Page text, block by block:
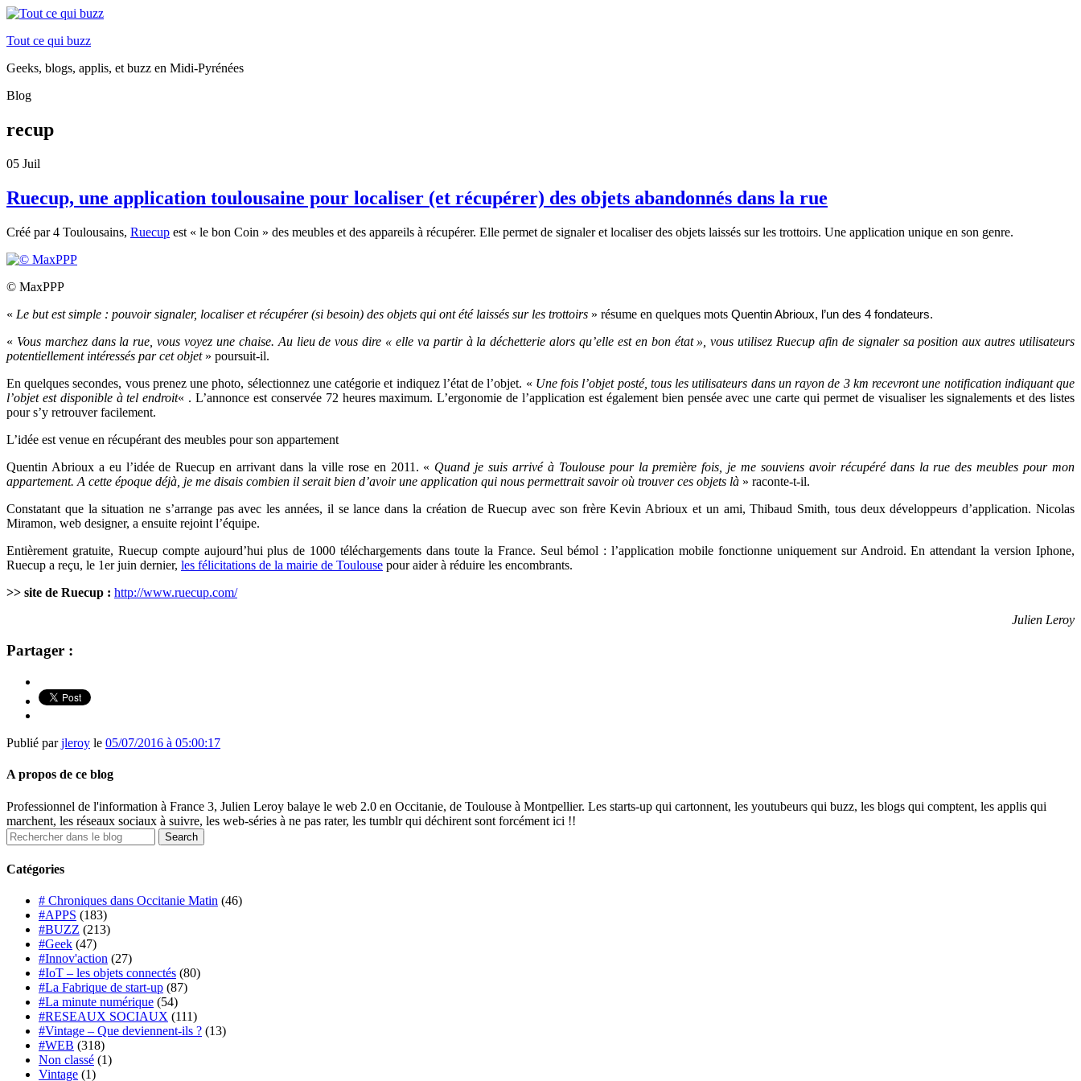
Tout ce qui buzz
Geeks, blogs, applis, et buzz en Midi-Pyrénées
Blog
recup
05 Juil
Ruecup, une application toulousaine pour localiser (et récupérer) des objets abandonnés dans la rue
Créé par 4 Toulousains, Ruecup est « le bon Coin » des meubles et des appareils à récupérer. Elle permet de signaler et localiser des objets laissés sur les trottoirs. Une application unique en son genre.
© MaxPPP
« Le but est simple : pouvoir signaler, localiser et récupérer (si besoin) des objets qui ont été laissés sur les trottoirs » résume en quelques mots Quentin Abrioux, l’un des 4 fondateurs.
« Vous marchez dans la rue, vous voyez une chaise. Au lieu de vous dire « elle va partir à la déchetterie alors qu’elle est en bon état », vous utilisez Ruecup afin de signaler sa position aux autres utilisateurs
potentiellement intéressés par cet objet» poursuit-il.
En quelques secondes, vous prenez une photo, sélectionnez une catégorie et indiquez l’état de l’objet. « Une fois l’objet posté, tous les utilisateurs dans un rayon de 3 km recevront une notification indiquant que
l’objet est disponible à tel endroit« . L’annonce est conservée 72 heures maximum. L’ergonomie de l’application est également bien pensée avec une carte qui permet de visualiser les signalements et des listes
pour s’y retrouver facilement.
L’idée est venue en récupérant des meubles pour son appartement
Quentin Abrioux a eu l’idéedeRuecup en arrivant dans la ville rose en 2011. « Quand je suis arrivé à Toulouse pour la première fois, je me souviens avoir récupéré dans la rue des meubles pour mon
appartement. A cette époque déjà, je me disais combien il serait bien d’avoir une application qui nous permettrait savoir où trouver ces objets là » raconte-t-il.
Constatant que la situation ne s’arrange pas avec les années, il se lance dans la création de Ruecup avec son frère Kevin Abrioux et un ami, Thibaud Smith, tous deux développeurs d’application. Nicolas
Miramon, web designer, a ensuite rejoint l’équipe.
Entièrement gratuite, Ruecup compte aujourd’hui plus de 1000 téléchargements dans toute la France. Seul bémol : l’application mobile fonctionne uniquement sur Android. En attendant la version Iphone,
Ruecup a reçu, le 1er juin dernier, les félicitations de la mairie de Toulouse pour aider à réduire les encombrants.
>> site de Ruecup : http://www.ruecup.com/
Julien Leroy
Partager :
Publié parjleroy le 05/07/2016 à 05:00:17
A propos de ce blog
Professionnel de l'information à France 3, Julien Leroy balaye le web 2.0 en Occitanie, de Toulouse à Montpellier. Les starts-up qui cartonnent, les youtubeurs qui buzz, les blogs qui comptent, les applis qui
marchent, les réseaux sociaux à suivre, les web-séries à ne pas rater, les tumblr qui déchirent sont forcément ici !!
Catégories
# Chroniques dans Occitanie Matin (46)
#APPS (183)
#BUZZ (213)
#Geek (47)
#Innov'action (27)
#IoT – les objets connectés (80)
#La Fabrique de start-up (87)
#La minute numérique (54)
#RESEAUX SOCIAUX (111)
#Vintage – Que deviennent-ils ? (13)
#WEB (318)
Non classé (1)
Vintage (1)